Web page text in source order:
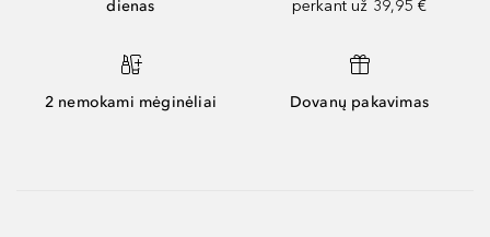
dienas perkant už 39,95 €
2 nemokami mėginėliai Dovanų pakavimas